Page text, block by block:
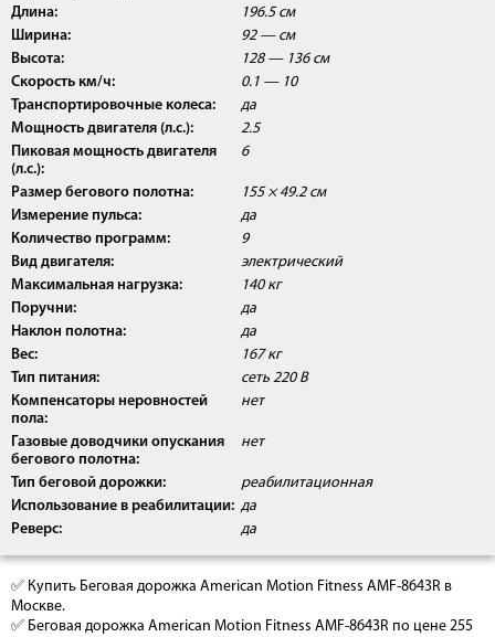
Длина:
196.5 см
Ширина:
92 — см
Высота:
128 — 136 см
Скорость км/ч:
0.1 — 10
Транспортировочные колеса:
да
Мощность двигателя (л.с.):
2.5
Пиковая мощность двигателя
(л.с.):
6
Размер бегового полотна:
155 × 49.2 см
Измерение пульса:
да
Количество программ:
9
Вид двигателя:
электрический
Максимальная нагрузка:
140 кг
Поручни:
да
Наклон полотна:
да
Вес:
167 кг
Тип питания:
сеть 220 В
Компенсаторы неровностей
пола:
нет
Газовые доводчики опускания
бегового полотна:
нет
Тип беговой дорожки:
реабилитационная
Использование в реабилитации: да
Реверс:
да
✅ Купить Беговая дорожка American Motion Fitness AMF-8643R в
Москве.
✅ Беговая дорожка American Motion Fitness AMF-8643R по цене 255